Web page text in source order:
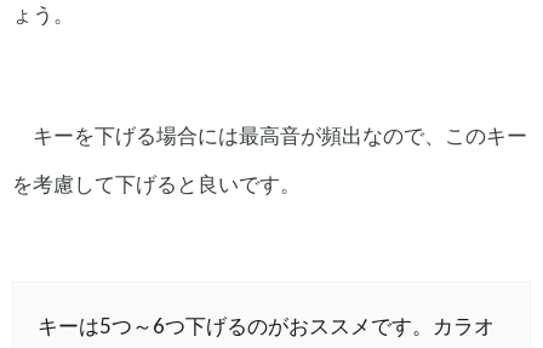
ょう。
キーを下げる場合には最高音が頻出なので、このキー
を考慮して下げると良いです。
キーは5つ～6つ下げるのがおススメです。カラオ